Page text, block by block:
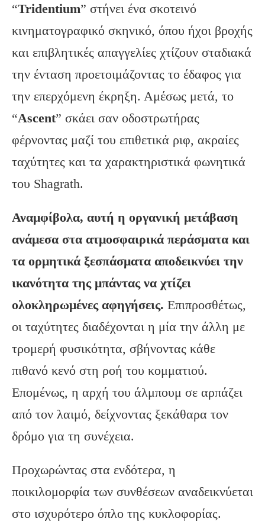
“Tridentium” στήνει ένα σκοτεινό
κινηματογραφικό σκηνικό, όπου ήχοι βροχής
και επιβλητικές απαγγελίες χτίζουν σταδιακά
την ένταση προετοιμάζοντας το έδαφος για
την επερχόμενη έκρηξη. Αμέσως μετά, το
“Ascent” σκάει σαν οδοστρωτήρας
φέρνοντας μαζί του επιθετικά ριφ, ακραίες
ταχύτητες και τα χαρακτηριστικά φωνητικά
του Shagrath.
Αναμφίβολα, αυτή η οργανική μετάβαση
ανάμεσα στα ατμοσφαιρικά περάσματα και
τα ορμητικά ξεσπάσματα αποδεικνύει την
ικανότητα της μπάντας να χτίζει
ολοκληρωμένες αφηγήσεις. Επιπροσθέτως,
οι ταχύτητες διαδέχονται η μία την άλλη με
τρομερή φυσικότητα, σβήνοντας κάθε
πιθανό κενό στη ροή του κομματιού.
Επομένως, η αρχή του άλμπουμ σε αρπάζει
από τον λαιμό, δείχνοντας ξεκάθαρα τον
δρόμο για τη συνέχεια.
Προχωρώντας στα ενδότερα, η
ποικιλομορφία των συνθέσεων αναδεικνύεται
στο ισχυρότερο όπλο της κυκλοφορίας.